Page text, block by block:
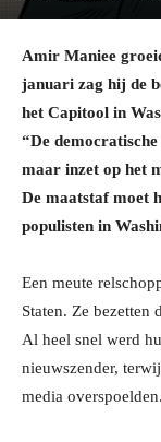
Amir Maniee
januari zag hij de
het Capitool in
“De
maar inzet op het
De maatstaf moet
populisten in
Een meute
Staten. Ze bezetten
Al heel snel werd
nieuwszender,
media